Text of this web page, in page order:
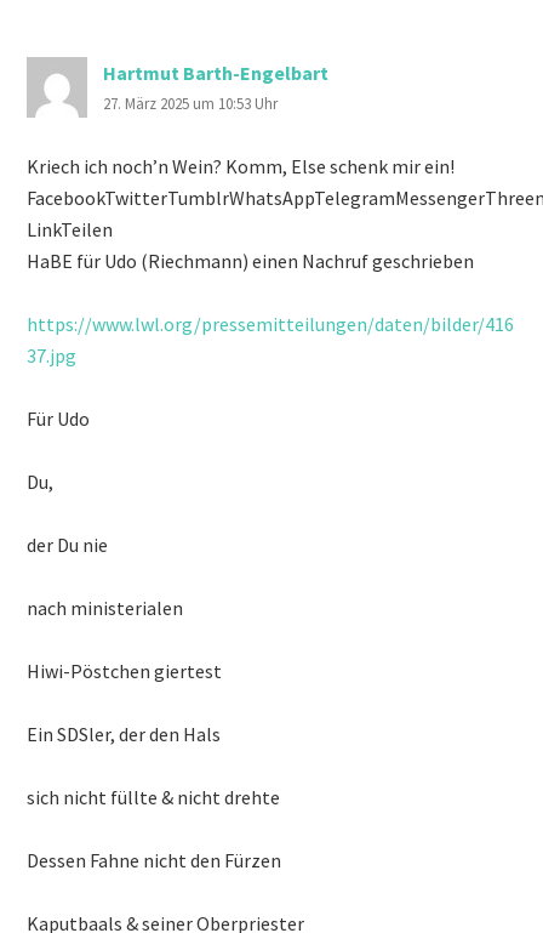
Hartmut Barth-Engelbart
27. März 2025 um 10:53 Uhr
Kriech ich noch’n Wein? Komm, Else schenk mir ein!
LinkTeilen
HaBE für Udo (Riechmann) einen Nachruf geschrieben
https://www.lwl.org/pressemitteilungen/daten/bilder/416
37.jpg
Für Udo
Du,
der Du nie
nach ministerialen
Hiwi-Pöstchen giertest
Ein SDSler, der den Hals
sich nicht füllte & nicht drehte
Dessen Fahne nicht den Fürzen
Kaputbaals & seiner Oberpriester